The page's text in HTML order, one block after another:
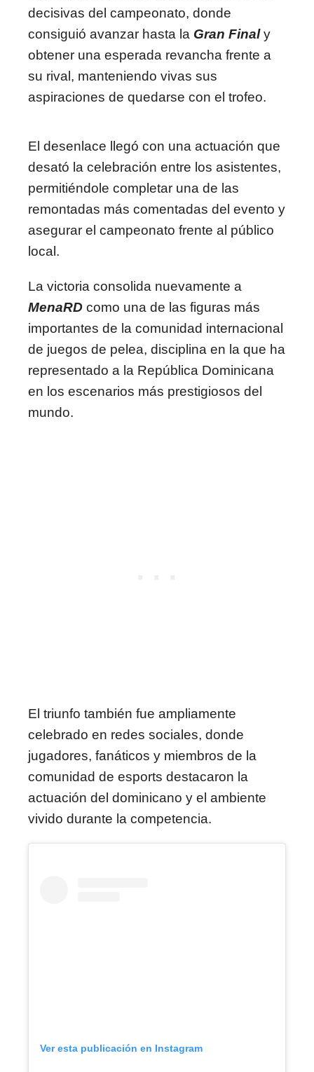
decisivas del campeonato, donde
consiguió avanzar hasta la Gran Finaly
obtener una esperada revancha frente a
su rival, manteniendo vivas sus
aspiraciones de quedarse con el trofeo.
El desenlace llegó con una actuación que
desató la celebración entre los asistentes,
permitiéndole completar una de las
remontadas más comentadas del evento y
asegurar el campeonato frente al público
local.
La victoria consolida nuevamente a
MenaRD como una de las figuras más
importantes de la comunidad internacional
de juegos de pelea, disciplina en la que ha
representado a la República Dominicana
en los escenarios más prestigiosos del
mundo.
El triunfo también fue ampliamente
celebrado en redes sociales, donde
jugadores, fanáticos y miembros de la
comunidad de esports destacaron la
actuación del dominicano y el ambiente
vivido durante la competencia.
Ver esta publicación en Instagram